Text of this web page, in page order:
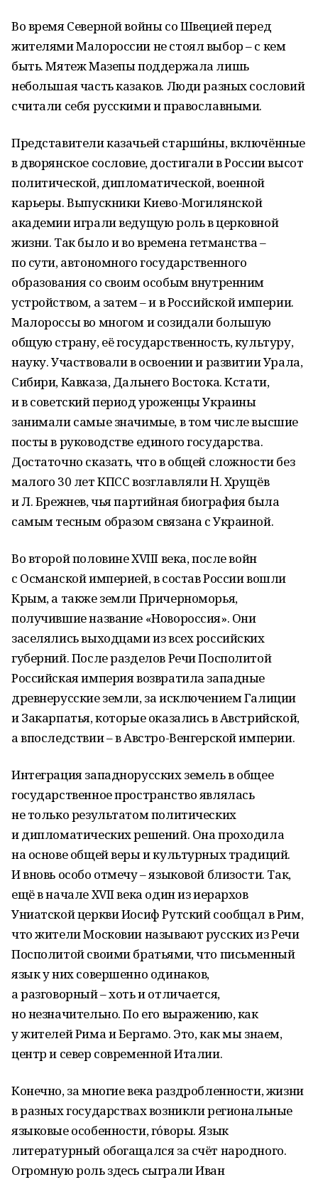
Во время Северной войны со Швецией перед
жителями Малороссии не стоял выбор – с кем
быть. Мятеж Мазепы поддержала лишь
небольшая часть казаков. Люди разных сословий
считали себя русскими и православными.
Представители казачьей старши́ны, включённые
в дворянское сословие, достигали в России высот
политической, дипломатической, военной
карьеры. Выпускники Киево-Могилянской
академии играли ведущую роль в церковной
жизни. Так было и во времена гетманства –
по сути, автономного государственного
образования со своим особым внутренним
устройством, а затем – и в Российской империи.
Малороссы во многом и созидали большую
общую страну, её государственность, культуру,
науку. Участвовали в освоении и развитии Урала,
Сибири, Кавказа, Дальнего Востока. Кстати,
и в советский период уроженцы Украины
занимали самые значимые, в том числе высшие
посты в руководстве единого государства.
Достаточно сказать, что в общей сложности без
малого 30 лет КПСС возглавляли Н. Хрущёв
и Л. Брежнев, чья партийная биография была
самым тесным образом связана с Украиной.
Во второй половине XVIII века, после войн
с Османской империей, в состав России вошли
Крым, а также земли Причерноморья,
получившие название «Новороссия». Они
заселялись выходцами из всех российских
губерний. После разделов Речи Посполитой
Российская империя возвратила западные
древнерусские земли, за исключением Галиции
и Закарпатья, которые оказались в Австрийской,
а впоследствии – в Австро-Венгерской империи.
Интеграция западнорусских земель в общее
государственное пространство являлась
не только результатом политических
и дипломатических решений. Она проходила
на основе общей веры и культурных традиций.
И вновь особо отмечу – языковой близости. Так,
ещё в начале XVII века один из иерархов
Униатской церкви Иосиф Рутский сообщал в Рим,
что жители Московии называют русских из Речи
Посполитой своими братьями, что письменный
язык у них совершенно одинаков,
а разговорный – хоть и отличается,
но незначительно. По его выражению, как
у жителей Рима и Бергамо. Это, как мы знаем,
центр и север современной Италии.
Конечно, за многие века раздробленности, жизни
в разных государствах возникли региональные
языковые особенности, го́воры. Язык
литературный обогащался за счёт народного.
Огромную роль здесь сыграли Иван